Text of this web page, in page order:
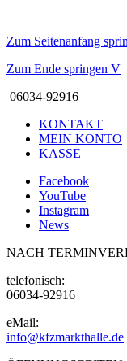
Zum Seitenanfang
Zum Ende springen V
06034-92916
KONTAKT
MEIN KONTO
KASSE
Facebook
YouTube
Instagram
News
NACH
telefonisch:
06034-92916
eMail:
info@kfzmarkthalle.de